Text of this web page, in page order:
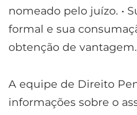
nomeado pelo juízo. •
formal e sua
obtenção de vantagem.
A equipe de Direito
informações sobre o